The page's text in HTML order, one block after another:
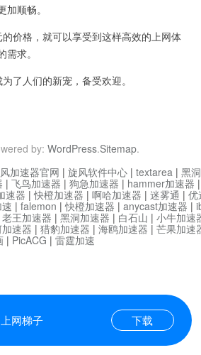
顺畅。
格，就可以享受到这样高效的上网体
求。
人们的新宠，备受欢迎。
by: WordPress.Sitemap.
网梯子 下载
加速器官网 | 旋风软件中心 | textarea | 黑
| 飞鸟加速器 | 狗急加速器 | hammer加速器
速器 |快橙加速器 | 啊哈加速器 | 迷雾通 | 优
| falemon |快橙加速器 | anycast加速器 |
老王加速器 | 黑洞加速器 | 白石山 | 小牛加速
速器 | 猎豹加速器 | 海鸥加速器 | 芒果加速
| PicACG | 雷霆加速